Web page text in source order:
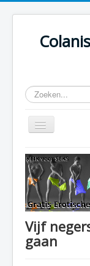
Zoeken...
Schakelen
navigatie
Vijf
gaan